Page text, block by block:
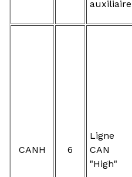
auxiliaire
CANH 6
Ligne
CAN
"High"